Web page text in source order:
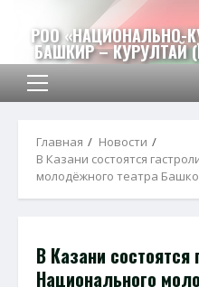
содержимому
РОО «НАЦИОНАЛЬНО-
БАШКИР – КУРУЛТАЙ
Основное
Главная
Новости
В Казани состоятся
молодёжного театра
В Казани состоятся
Национального